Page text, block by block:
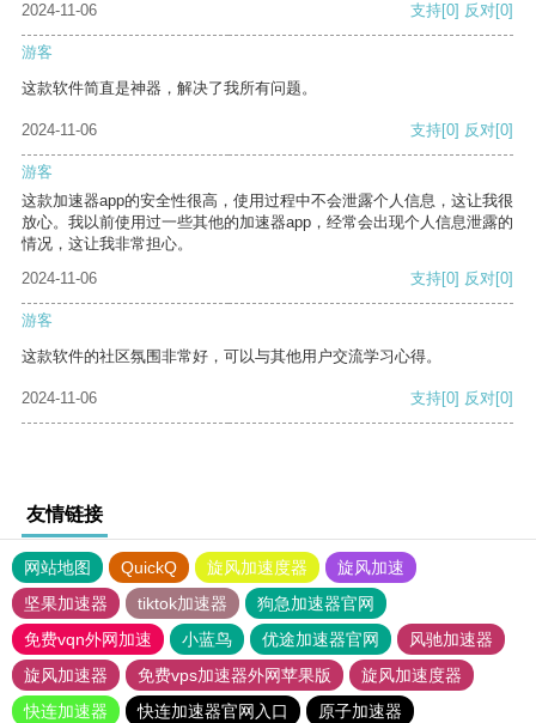
2024-11-06
支持[0] 反对[0]
游客
这款软件简直是神器，解决了我所有问题。
2024-11-06 支持[0] 反对[0]
游客
这款加速器app的安全性很高，使用过程中不会泄露个人信息，这让我很
放心。我以前使用过一些其他的加速器app，经常会出现个人信息泄露的
情况，这让我非常担心。
2024-11-06
支持[0] 反对[0]
游客
这款软件的社区氛围非常好，可以与其他用户交流学习心得。
2024-11-06 支持[0] 反对[0]
友情链接
网站地图 QuickQ 旋风加速度器
旋风加速
坚果加速器
tiktok加速器
狗急加速器官网
免费vqn外网加速
小蓝鸟 优途加速器官网
风驰加速器
旋风加速器
免费vps加速器外网苹果版
旋风加速度器
快连加速器
快连加速器官网入口 原子加速器